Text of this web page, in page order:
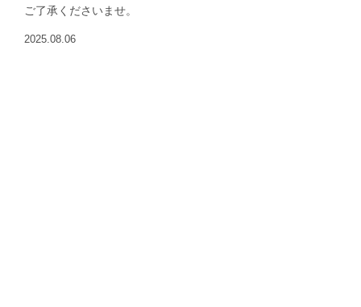
ご了承くださいませ。
2025.08.06